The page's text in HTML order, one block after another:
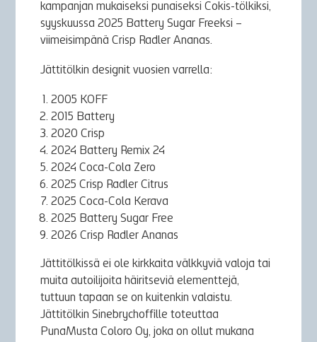
kampanjan mukaiseksi punaiseksi Cokis-tölkiksi,
syyskuussa 2025 Battery Sugar Freeksi –
viimeisimpänä Crisp Radler Ananas.
Jättitölkin designit vuosien varrella:
2005 KOFF
2015 Battery
2020 Crisp
2024 Battery Remix 24
2024 Coca-Cola Zero
2025 Crisp Radler Citrus
2025 Coca-Cola Kerava
2025 Battery Sugar Free
2026 Crisp Radler Ananas
Jättitölkissä ei ole kirkkaita välkkyviä valoja tai
muita autoilijoita häiritseviä elementtejä,
tuttuun tapaan se on kuitenkin valaistu.
Jättitölkin Sinebrychoffille toteuttaa
PunaMusta Coloro Oy, joka on ollut mukana